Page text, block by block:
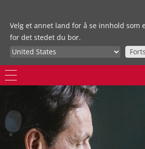
Velg et annet land for å se innhold som
for det stedet du bor.